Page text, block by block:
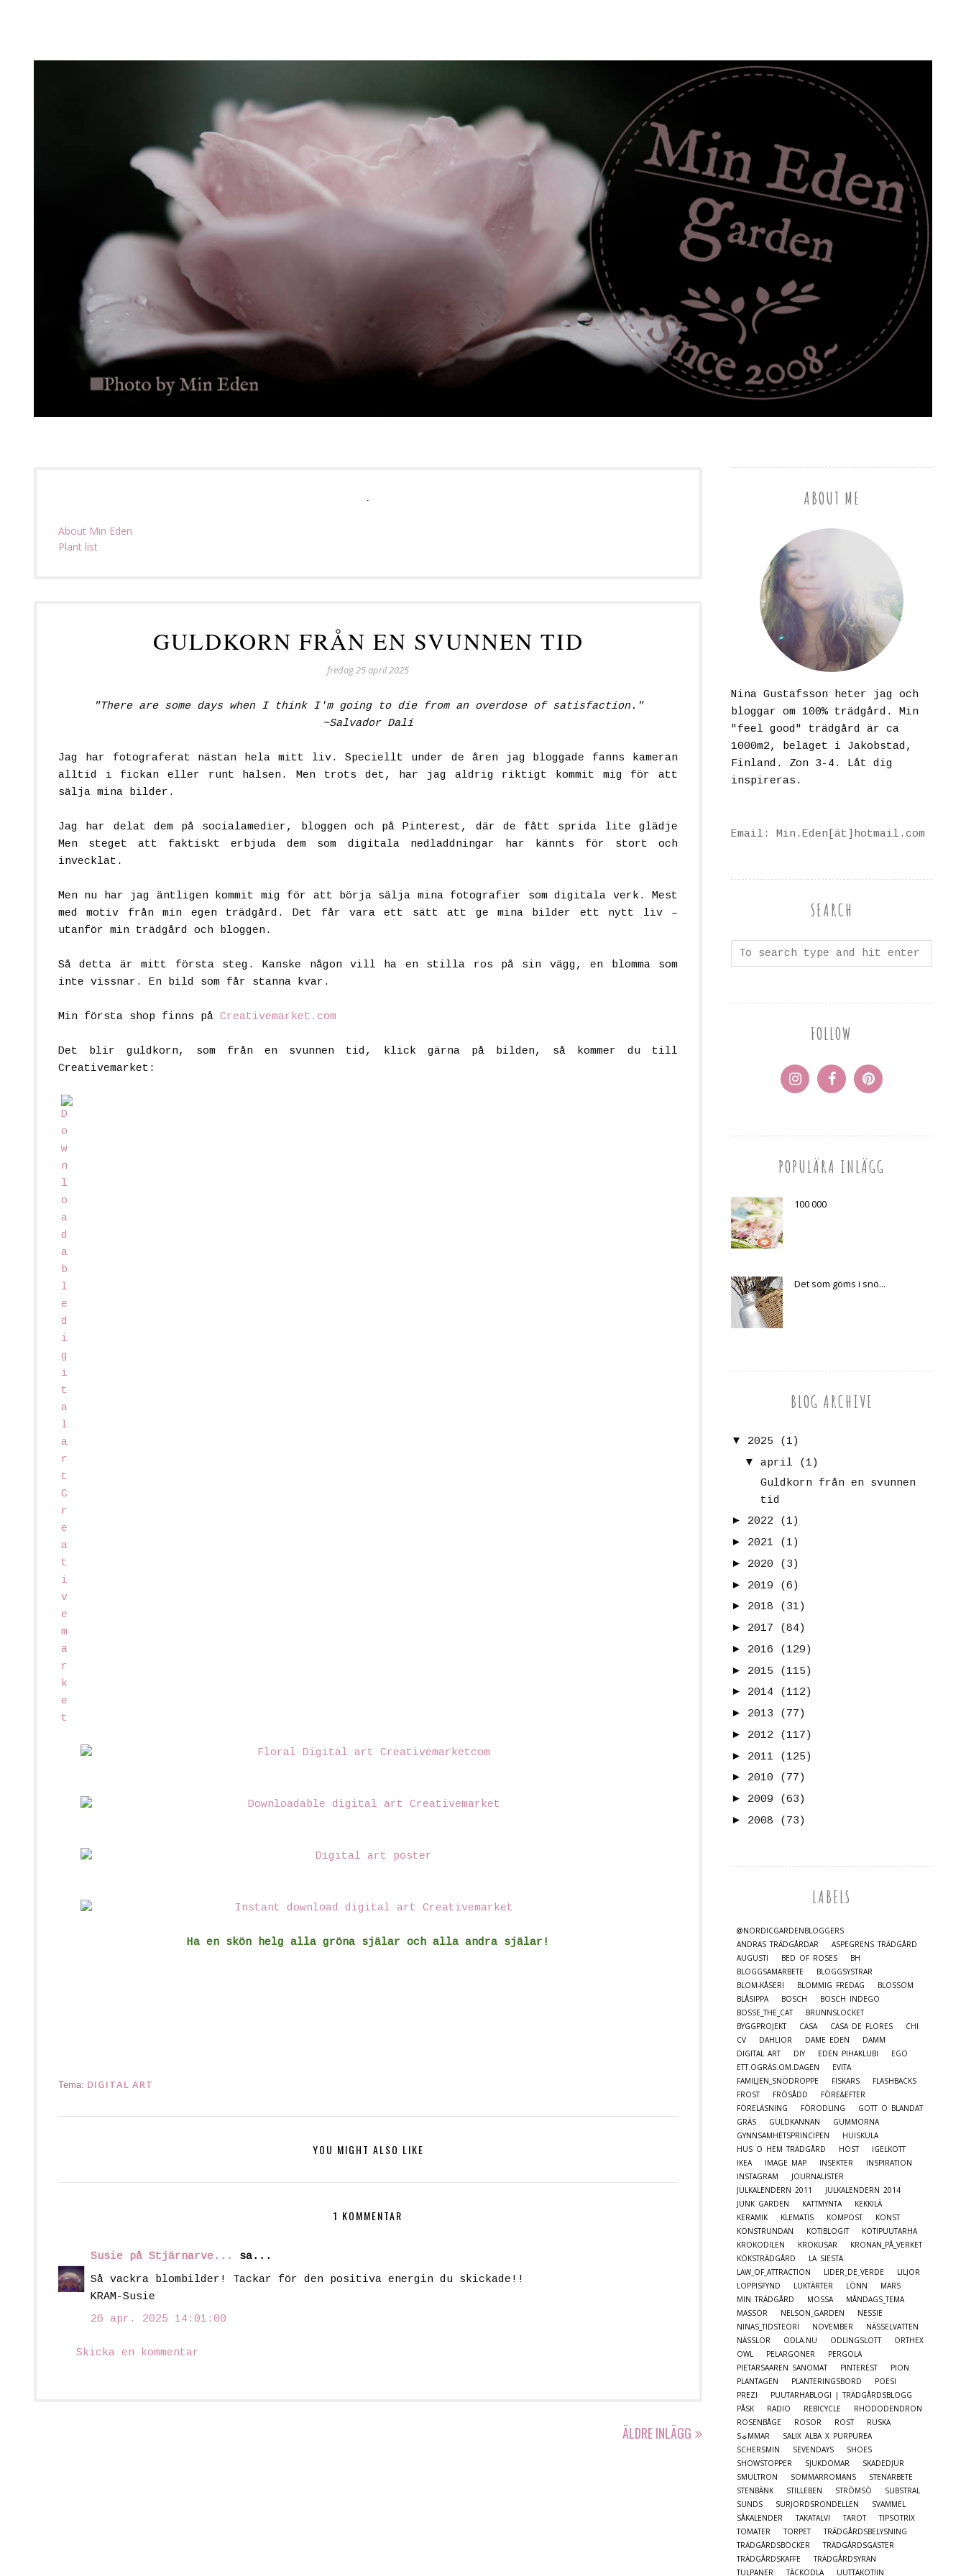
About Min Eden
Plant list
GULDKORN FRÅN EN SVUNNEN TID
fredag 25 april 2025
"There are some days when I think I'm going to die from an overdose of satisfaction."
~Salvador Dalí
Jag har fotograferat nästan hela mitt liv. Speciellt under de åren jag bloggade fanns kameran
alltid i fickan eller runt halsen. Men trots det, har jag aldrig riktigt kommit mig för att
sälja mina bilder.
Jag har delat dem på socialamedier, bloggen och på Pinterest, där de fått sprida lite glädje
Men steget att faktiskt erbjuda dem som digitala nedladdningar har kännts för stort och
invecklat.
Men nu har jag äntligen kommit mig för att börja sälja mina fotografier som digitala verk. Mest
med motiv från min egen trädgård. Det får vara ett sätt att ge mina bilder ett nytt liv –
utanför min trädgård och bloggen.
Så detta är mitt första steg. Kanske någon vill ha en stilla ros på sin vägg, en blomma som
inte vissnar. En bild som får stanna kvar.
Min första shop finns på Creativemarket.com
Det blir guldkorn, som från en svunnen tid, klick gärna på bilden, så kommer du till
Creativemarket:
Ha en skön helg alla gröna själar och alla andra själar!
Tema: DIGITAL ART
YOU MIGHT ALSO LIKE
1 KOMMENTAR
Susie på Stjärnarve...
sa...
Så vackra blombilder! Tackar för den positiva energin du skickade!!
KRAM-Susie
26 apr. 2025 14:01:00
Skicka en kommentar
ÄLDRE INLÄGG
ABOUT ME
Nina Gustafsson heter jag och
bloggar om 100% trädgård. Min
"feel good" trädgård är ca
1000m2, beläget i Jakobstad,
Finland. Zon 3-4. Låt dig
inspireras.
Email: Min.Eden[ät]hotmail.com
SEARCH
FOLLOW
POPULÄRA INLÄGG
100 000
Det som göms i snö...
BLOG ARCHIVE
▼ 2025
(1)
▼
april
(1)
Guldkorn från en svunnen
tid
► 2022
(1)
► 2021
(1)
► 2020
(3)
► 2019
(6)
► 2018
(31)
► 2017
(84)
► 2016
(129)
► 2015
(115)
► 2014
(112)
► 2013
(77)
► 2012
(117)
► 2011
(125)
► 2010
(77)
► 2009
(63)
► 2008 (73)
LABELS
@NORDICGARDENBLOGGERS
ANDRAS TRÄDGÅRDAR
ASPEGRENS TRÄDGÅRD
AUGUSTI
BED OF ROSES
BH
BLOGGSAMARBETE
BLOGGSYSTRAR
BLOM-KÅSERI
BLOMMIG FREDAG
BLOSSOM
BLÅSIPPA
BOSCH
BOSCH INDEGO
BOSSE_THE_CAT
BRUNNSLOCKET
BYGGPROJEKT
CASA CASA DE FLORES
CHI
CV
DAHLIOR DAME EDEN
DAMM
DIGITAL ART
DIY EDEN PIHAKLUBI
EGO
ETT.OGRÄS.OM.DAGEN
EVITA
FAMILJEN_SNÖDROPPE
FISKARS
FLASHBACKS
FROST
FRÖSÅDD
FÖRE&EFTER
FÖRELÄSNING
FÖRODLING
GOTT O BLANDAT
GRÄS
GULDKANNAN
GUMMORNA
GYNNSAMHETSPRINCIPEN
HUISKULA
HUS O HEM TRÄDGÅRD
HÖST
IGELKOTT
IKEA
IMAGE MAP INSEKTER
INSPIRATION
INSTAGRAM
JOURNALISTER
JULKALENDERN 2011
JULKALENDERN 2014
JUNK GARDEN
KATTMYNTA
KEKKILÄ
KERAMIK
KLEMATIS KOMPOST
KONST
KONSTRUNDAN
KOTIBLOGIT
KOTIPUUTARHA
KROKODILEN
KROKUSAR
KRONAN_PÅ_VERKET
KÖKSTRÄDGÅRD
LA SIESTA
LAW_OF_ATTRACTION
LIDER_DE_VERDE
LILJOR
LOPPISFYND
LUKTÄRTER LÖNN
MARS
MIN TRÄDGÅRD
MOSSA
MÅNDAGS_TEMA
MÄSSOR
NELSON_GARDEN
NESSIE
NINAS_TIDSTEORI
NOVEMBER
NÄSSELVATTEN
NÄSSLOR
ODLA.NU ODLINGSLOTT
ORTHEX
OWL
PELARGONER
PERGOLA
PIETARSAAREN SANOMAT
PINTEREST
PION
PLANTAGEN
PLANTERINGSBORD
POESI
PREZI
PUUTARHABLOGI | TRÄDGÅRDSBLOGG
PÅSK
RADIO REBICYCLE
RHODODENDRON
ROSENBÅGE
ROSOR ROST
RUSKA
S☼MMAR
SALIX ALBA X PURPUREA
SCHERSMIN
SEVENDAYS
SHOES
SHOWSTOPPER
SJUKDOMAR
SKADEDJUR
SMULTRON
SOMMARROMANS
STENARBETE
STENBÄNK
STILLEBEN STRÖMSÖ
SUBSTRAL
SUNDS
SURJORDSRONDELLEN
SVAMMEL
SÅKALENDER
TAKATALVI TAROT
TIPSOTRIX
TOMATER
TORPET
TRÄDGÅRDSBELYSNING
TRÄDGÅRDSBÖCKER
TRÄDGÅRDSGÄSTER
TRÄDGÅRDSKAFFE
TRÄDGÅRDSYRAN
TULPANER
TÄCKODLA UUTTAKOTIIN